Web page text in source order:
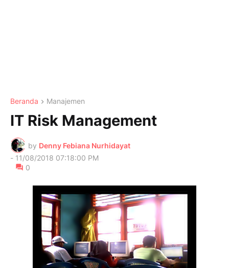
Beranda Manajemen
IT Risk Management
by Denny Febiana Nurhidayat
- 11/08/2018 07:18:00 PM
0